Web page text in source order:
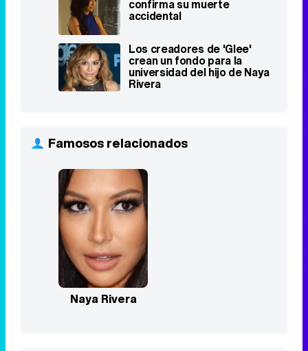
confirma su muerte
accidental
Los creadores de 'Glee'
crean un fondo para la
universidad del hijo de Naya
Rivera
Famosos relacionados
Naya Rivera